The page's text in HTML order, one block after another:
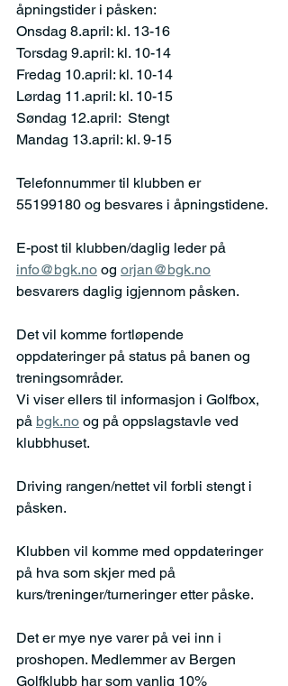
åpningstider i påsken:
Onsdag 8.april: kl. 13-16
Torsdag 9.april: kl. 10-14
Fredag 10.april: kl. 10-14
Lørdag 11.april: kl. 10-15
Søndag 12.april:  Stengt
Mandag 13.april: kl. 9-15
Telefonnummer til klubben er
55199180 og besvares i åpningstidene.
E-post til klubben/daglig leder på
info@bgk.no og orjan@bgk.no
besvarers daglig igjennom påsken.
Det vil komme fortløpende
oppdateringer på status på banen og
treningsområder.
Vi viser ellers til informasjon i Golfbox,
på bgk.no og på oppslagstavle ved
klubbhuset.
Driving rangen/nettet vil forbli stengt i
påsken.
Klubben vil komme med oppdateringer
på hva som skjer med på
kurs/treninger/turneringer etter påske.
Det er mye nye varer på vei inn i
proshopen. Medlemmer av Bergen
Golfklubb har som vanlig 10%